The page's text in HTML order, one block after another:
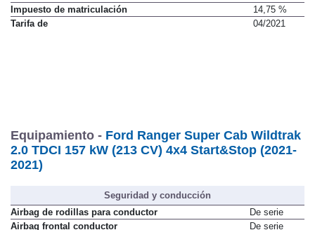
IVA
21 %
Impuesto de matriculación
14,75 %
Equipamiento -Ford Ranger Super Cab Wildtrak
2.0 TDCI 157 kW (213 CV) 4x4 Start&Stop (2021-
2021)
Seguridad y conducción
Airbag de rodillas para conductor
De serie